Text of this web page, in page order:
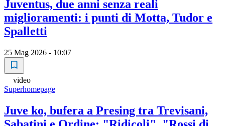
Juventus, due anni senza reali
miglioramenti: i punti di Motta, Tudor e
Spalletti
25 Mag 2026 - 10:07
video
Superhomepage
Juve ko, bufera a Presing tra Trevisani,